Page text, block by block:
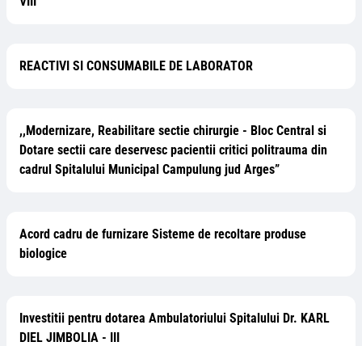
REACTIVI SI CONSUMABILE DE LABORATOR
,,Modernizare, Reabilitare sectie chirurgie - Bloc Central si
Dotare sectii care deservesc pacientii critici politrauma din
cadrul Spitalului Municipal Campulung jud Arges”
Acord cadru de furnizare Sisteme de recoltare produse
biologice
Investitii pentru dotarea Ambulatoriului Spitalului Dr. KARL
DIEL JIMBOLIA - III